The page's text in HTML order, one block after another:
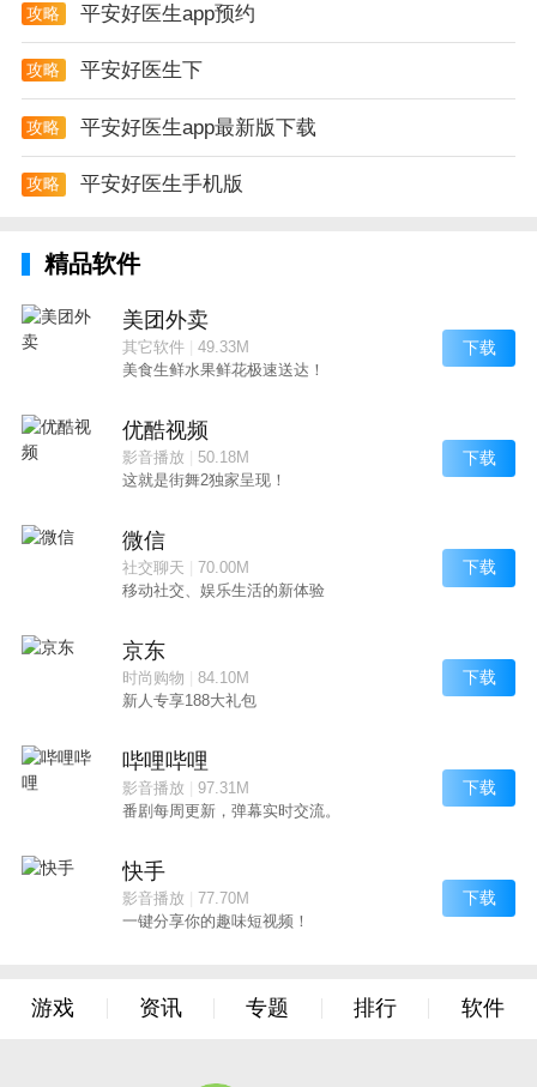
母婴中心——专业全面的孕育中心隆重登场，服务于备
孕、孕期以及有宝宝的父母，准妈妈的产检提醒、宝宝
科/妇科医生在线问诊，一对一帮你解决所有孕育难
题；更有精选母婴好货，怎么买都不会出错
化推荐养生、疾病、育儿、减肥、美食、生活等资讯内
容
平安好医生app测评
攻略 平安好医生app预约
攻略 平安好医生下
攻略 平安好医生app最新版下载
攻略 平安好医生手机版
精品软件
美团外卖
其它软件| 49.33M
美食生鲜水果鲜花极速送达！
下载
优酷视频
影音播放
50.18M
这就是街舞2独家呈现！
下载
微信
社交聊天
70.00M
移动社交、娱乐生活的新体验
下载
京东
时尚购物
84.10M
新人专享188大礼包
下载
哔哩哔哩
影音播放
97.31M
番剧每周更新，弹幕实时交流。
下载
快手
影音播放
77.70M
一键分享你的趣味短视频！
下载
游戏 资讯 专题 排行 软件